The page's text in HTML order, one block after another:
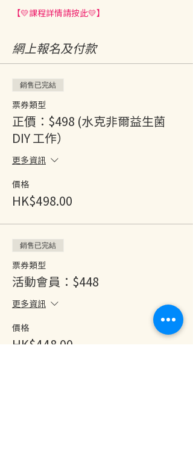
【💛課程詳情請按此💛】
網上報名及付款
銷售已完結
票券類型
正價：$498 (水克非爾益生菌
DIY 工作）
更多資訊
價格
HK$498.00
銷售已完結
票券類型
活動會員：$448
更多資訊
價格
HK$448.00